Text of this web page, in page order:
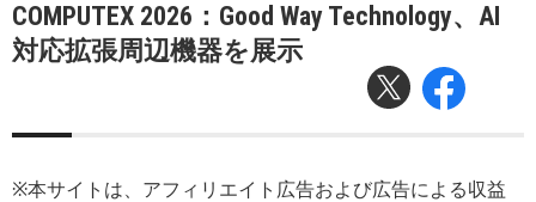
COMPUTEX 2026：Good Way Technology、AI
対応拡張周辺機器を展示
※本サイトは、アフィリエイト広告および広告による収益